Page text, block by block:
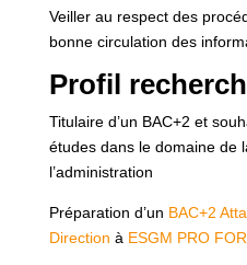
Veiller au respect des
bonne circulation des
Profil
Titulaire d’un BAC+2 et
études dans le domaine de
l’administration
Préparation d’un BAC+2
Direction à ESGM PRO